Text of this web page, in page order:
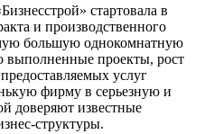
стартовала в
и производственного
большую однокомнатную
выполненные проекты, рост
услуг
фирму в серьезную и
доверяют известные
структуры.